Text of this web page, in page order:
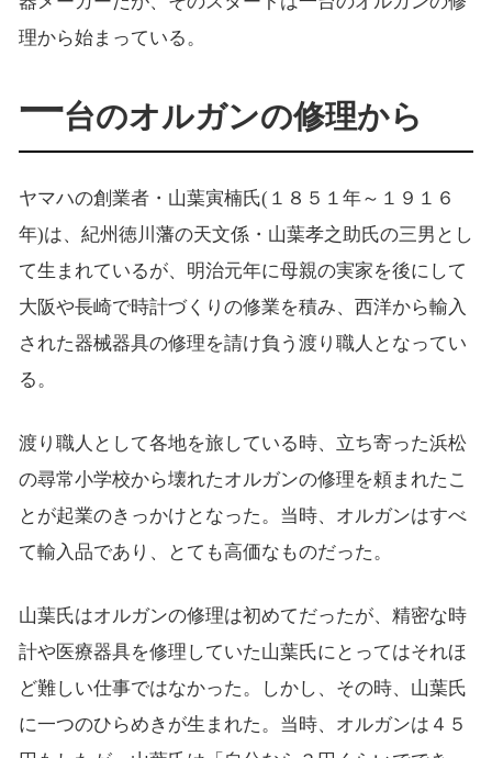
理から始まっている。
一台のオルガンの修理から
ヤマハの創業者・山葉寅楠氏(１８５１年～１９１６
年)は、紀州徳川藩の天文係・山葉孝之助氏の三男とし
て生まれているが、明治元年に母親の実家を後にして
大阪や長崎で時計づくりの修業を積み、西洋から輸入
された器械器具の修理を請け負う渡り職人となってい
る。
渡り職人として各地を旅している時、立ち寄った浜松
の尋常小学校から壊れたオルガンの修理を頼まれたこ
とが起業のきっかけとなった。当時、オルガンはすべ
て輸入品であり、とても高価なものだった。
山葉氏はオルガンの修理は初めてだったが、精密な時
計や医療器具を修理していた山葉氏にとってはそれほ
ど難しい仕事ではなかった。しかし、その時、山葉氏
に一つのひらめきが生まれた。当時、オルガンは４５